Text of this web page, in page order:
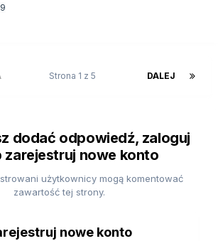
DALEJ
Strona 1 z 5
dodać odpowiedź, zaloguj
zarejestruj nowe konto
użytkownicy mogą komentować
zawartość tej strony.
nowe konto